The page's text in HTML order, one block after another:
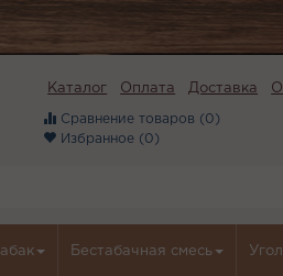
Каталог Оплата Доставка О
Сравнение товаров (0)
Избранное (0)
Бестабачная смесь